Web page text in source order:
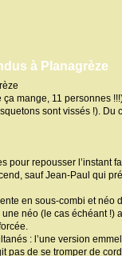
à Planagrèze
mange, 11 personnes
sont vissés !).
pour repousser l’instant
sauf Jean-Paul qui
en sous-combi et néo
néo (le cas échéant
: l’une version
pas de se tromper de